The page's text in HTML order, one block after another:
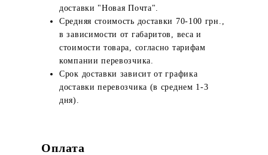
доставки "Новая Почта".
Средняя стоимость доставки 70-100 грн.,
в зависимости от габаритов, веса и
стоимости товара, согласно тарифам
компании перевозчика.
Срок доставки зависит от графика
доставки перевозчика (в среднем 1-3
дня).
Оплата